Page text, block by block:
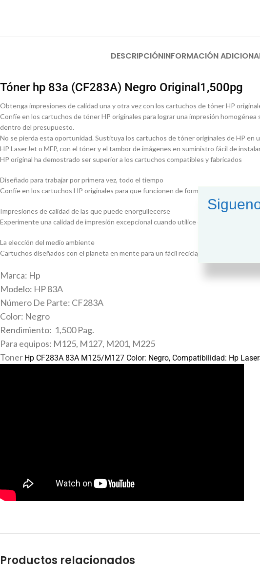
DESCRIPCIÓNINFORMACIÓN
Tóner hp 83a (CF283A) Negro Original1,500pg
Obtenga impresiones de calidad una y otra vez con los cartuchos de tóner HP
Confíe en los cartuchos de tóner HP originales para lograr una impresión
dentro del presupuesto.
No se pierda esta oportunidad. Sustituya los cartuchos de tóner originales de HP en
HP LaserJet o MFP, con el tóner y el tambor de imágenes en suministro fácil de
HP original ha demostrado ser superior a los cartuchos compatibles y fabricados
Diseñado para trabajar por primera vez, todo el tiempo
Confíe en los cartuchos HP originales para que funcionen de forma consistente.
Impresiones de calidad de las que puede enorgullecerse
Experimente una calidad de impresión excepcional cuando utilice cartuchos HP
La elección del medio ambiente
Cartuchos diseñados con el planeta en mente para un fácil reciclaje y menos
Marca: Hp
Modelo: HP 83A
Número De Parte: CF283A
Color: Negro
Rendimiento: 1,500 Pag.
Para equipos: M125, M127, M201, M225
Toner Hp CF283A 83A M125/M127 Color: Negro, Compatibilidad: Hp
Productos relacionados